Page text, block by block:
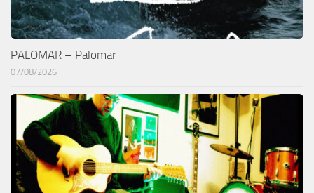
PALOMAR – Palomar
07/08/2026